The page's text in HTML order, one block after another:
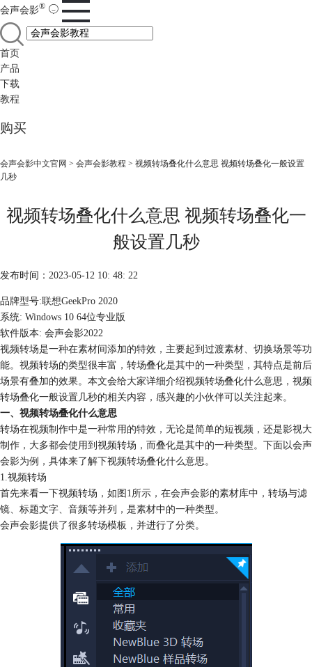
会声会影®
首页
产品
下载
教程
购买
会声会影中文官网 > 会声会影教程 > 视频转场叠化什么意思 视频转场叠化一般设置
几秒
视频转场叠化什么意思 视频转场叠化一
般设置几秒
发布时间：2023-05-12 10: 48: 22
品牌型号:联想GeekPro 2020
系统: Windows 10 64位专业版
软件版本: 会声会影2022
视频转场是一种在素材间添加的特效，主要起到过渡素材、切换场景等功
能。视频转场的类型很丰富，转场叠化是其中的一种类型，其特点是前后
场景有叠加的效果。本文会给大家详细介绍视频转场叠化什么意思，视频
转场叠化一般设置几秒的相关内容，感兴趣的小伙伴可以关注起来。
一、视频转场叠化什么意思
转场在视频制作中是一种常用的特效，无论是简单的短视频，还是影视大
制作，大多都会使用到视频转场，而叠化是其中的一种类型。下面以会声
会影为例，具体来了解下视频转场叠化什么意思。
1.视频转场
首先来看一下视频转场，如图1所示，在会声会影的素材库中，转场与滤
镜、标题文字、音频等并列，是素材中的一种类型。
会声会影提供了很多转场模板，并进行了分类。